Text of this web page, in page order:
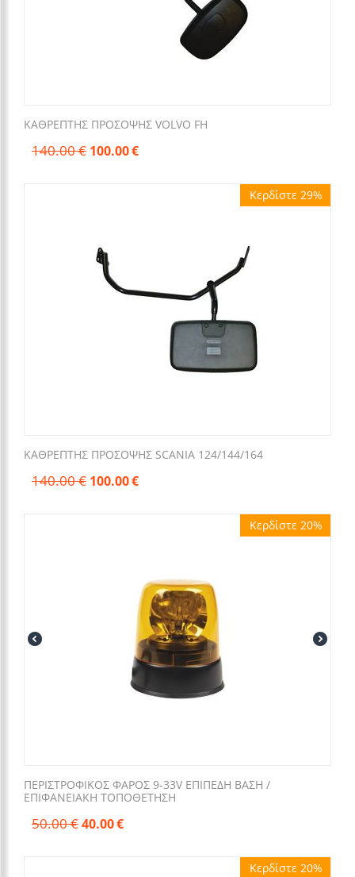
ΚΑΘΡΕΠΤΗΣ ΠΡΟΣΟΨΗΣ VOLVO FH
140.00€ 100.00€
Κερδίστε 29%
ΚΑΘΡΕΠΤΗΣ ΠΡΟΣΟΨΗΣ SCANIA 124/144/164
140.00€ 100.00€
Κερδίστε 20%
ΠΕΡΙΣΤΡΟΦΙΚΟΣ ΦΑΡΟΣ 9-33V ΕΠΙΠΕΔΗ ΒΑΣΗ /
ΕΠΙΦΑΝΕΙΑΚΗ ΤΟΠΟΘΕΤΗΣΗ
50.00€40.00€
Κερδίστε 20%